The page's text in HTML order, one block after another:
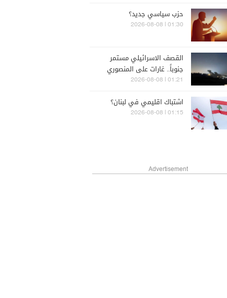
حزب سياسي جديد؟
01:30 | 2026-08-08
القصف الاسرائيلي مستمر
جنوباً.. غارات على المنصوري
وكفررمان
01:21 | 2026-08-08
اشتباك اقليمي في لبنان؟
01:15 | 2026-08-08
Advertisement